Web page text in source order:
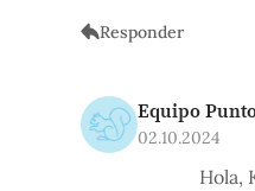
Responder
Equipo
02.10.2024
Hola,